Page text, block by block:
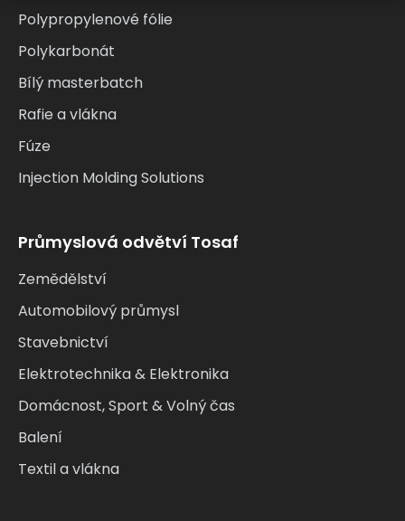
Polypropylenové fólie
Polykarbonát
Bílý masterbatch
Rafie a vlákna
Fúze
Injection Molding Solutions
Průmyslová odvětví Tosaf
Zemědělství
Automobilový průmysl
Stavebnictví
Elektrotechnika & Elektronika
Domácnost, Sport & Volný čas
Balení
Textil a vlákna